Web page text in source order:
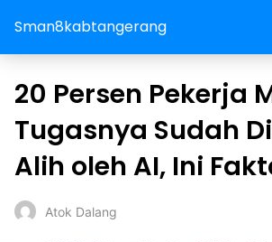
Sman8kabtangerang
20 Persen Pekerja
Tugasnya Sudah
Alih oleh AI, Ini
Atok Dalang